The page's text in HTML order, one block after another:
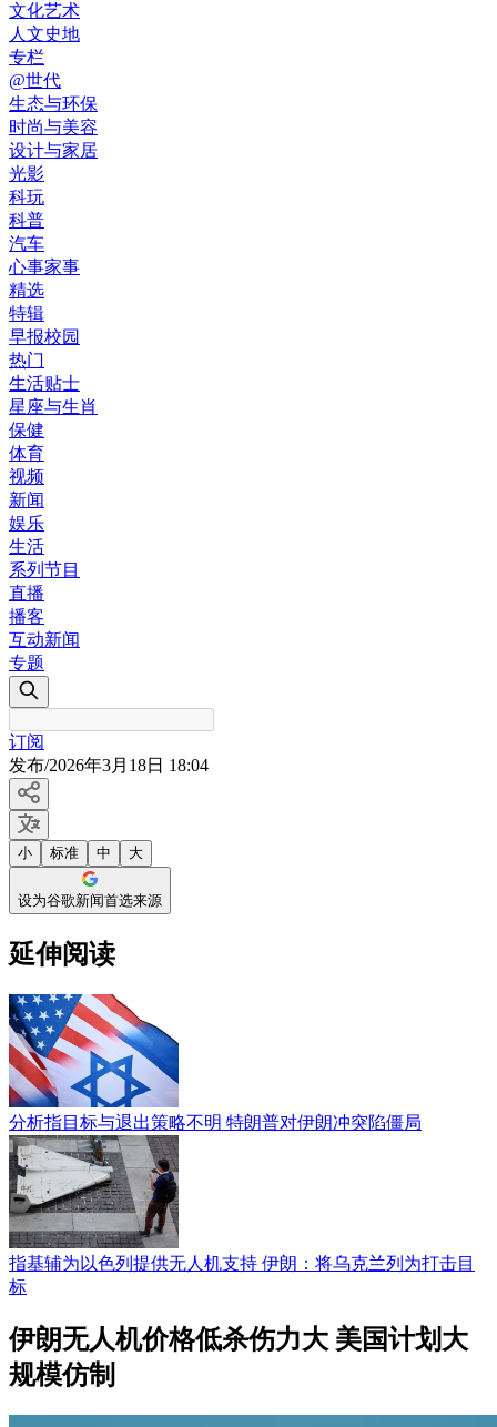
文化艺术
人文史地
专栏
@世代
生态与环保
时尚与美容
设计与家居
光影
科玩
科普
汽车
心事家事
精选
特辑
早报校园
热门
生活贴士
星座与生肖
保健
体育
视频
新闻
娱乐
生活
系列节目
直播
播客
互动新闻
专题
订阅
发布/2026年3月18日 18:04
小 标准 中 大
设为谷歌新闻首选来源
延伸阅读
分析指目标与退出策略不明 特朗普对伊朗冲突陷僵局
指基辅为以色列提供无人机支持 伊朗：将乌克兰列为打击目
标
伊朗无人机价格低杀伤力大 美国计划大
规模仿制